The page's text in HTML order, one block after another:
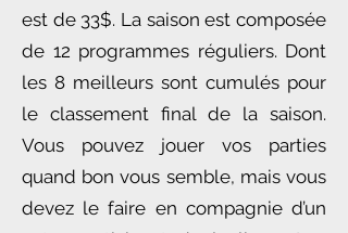
est de 33$. La saison est composée
de 12 programmes réguliers. Dont
les 8 meilleurs sont cumulés pour
le classement final de la saison.
Vous pouvez jouer vos parties
quand bon vous semble, mais vous
devez le faire en compagnie d’un